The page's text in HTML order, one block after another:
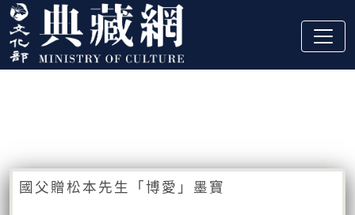
跳到主要內容
:::
國父贈松本先生「博愛」墨寶